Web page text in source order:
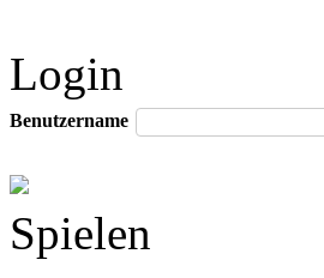
Login
Benutzername
Spielen